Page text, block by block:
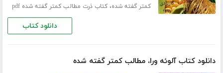
کمتر گفته شده،کتاب ذرت مطالب کمتر گفته شده pdf
دانلود کتاب
دانلود کتاب آلوئه ورا، مطالب کمتر گفته شده